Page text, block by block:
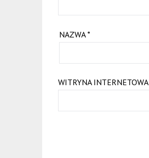
NAZWA*
WITRYNA INTERNETOWA